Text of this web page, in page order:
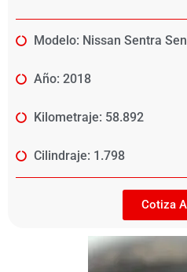
Modelo: Nissan Sentra
Año: 2018
Kilometraje: 58.892
Cilindraje: 1.798
Cotiza